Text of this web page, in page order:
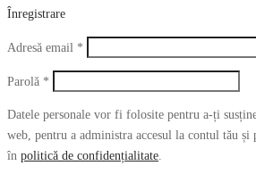
Înregistrare
Adresă email *
Parolă *
Datele personale vor fi folosite pentru a-ți
web, pentru a administra accesul la contul tău și
în politică de confidențialitate